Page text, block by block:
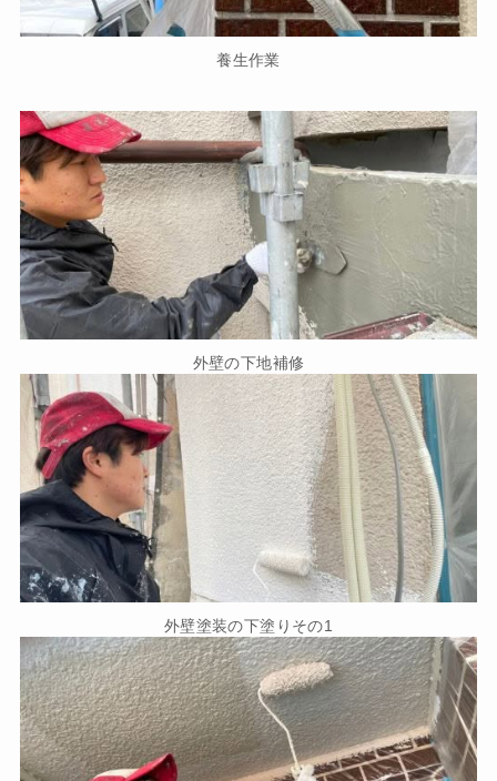
養生作業
外壁の下地補修
外壁塗装の下塗りその1